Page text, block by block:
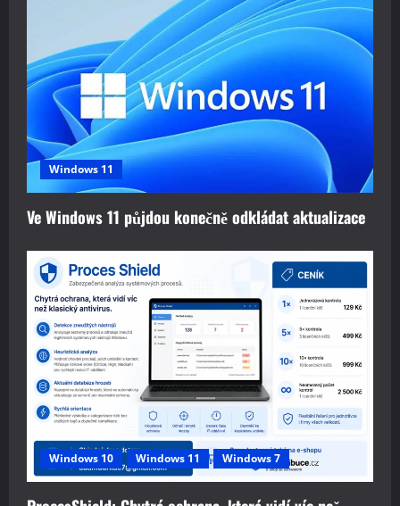
Windows 11
Ve Windows 11 půjdou konečně odkládat aktualizace
Windows 10 Windows 11 Windows 7